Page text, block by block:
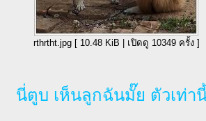
rthrtht.jpg [ 10.48 KiB | เปิดดู 10349 ครั้ง ]
นี่ตูบ เห็นลูกฉันมั๊ย ตัวเท่า